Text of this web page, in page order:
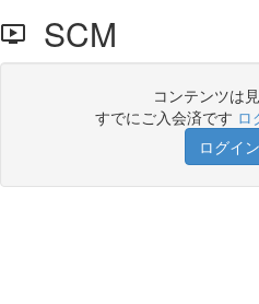
SCM
コンテンツは
すでにご入会済です ロ
ログイ